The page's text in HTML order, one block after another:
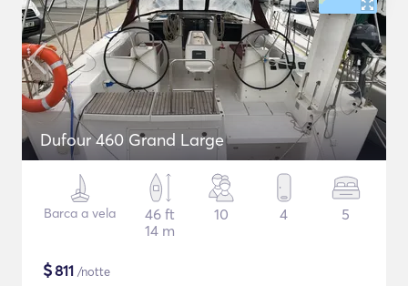
Dufour 460 Grand Large
Barca a vela
46 ft
14 m
10 4 5
$811 /notte